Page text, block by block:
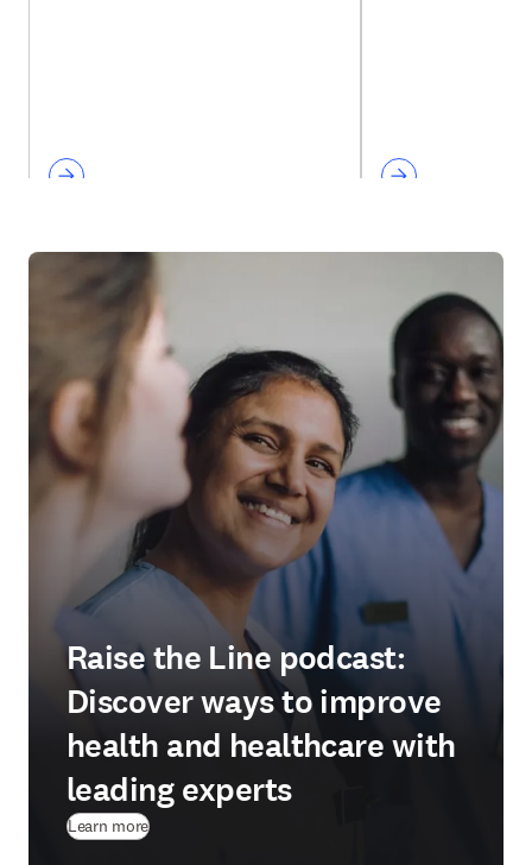
Raise the Line podcast:
Discover ways to improve
health and healthcare with
leading experts
Learn more